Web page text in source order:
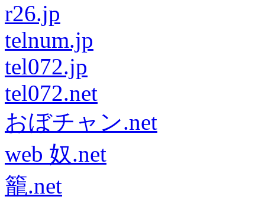
r26.jp
telnum.jp
tel072.jp
tel072.net
おぼチャン.net
web 奴.net
籠.net